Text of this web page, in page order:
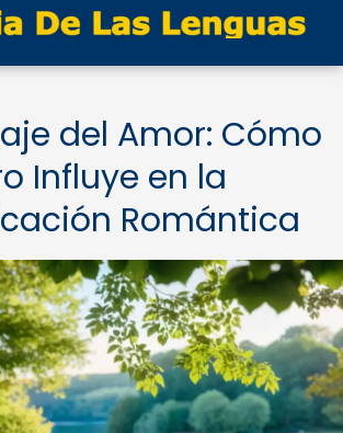
del Amor: Cómo
Influye en la
Romántica